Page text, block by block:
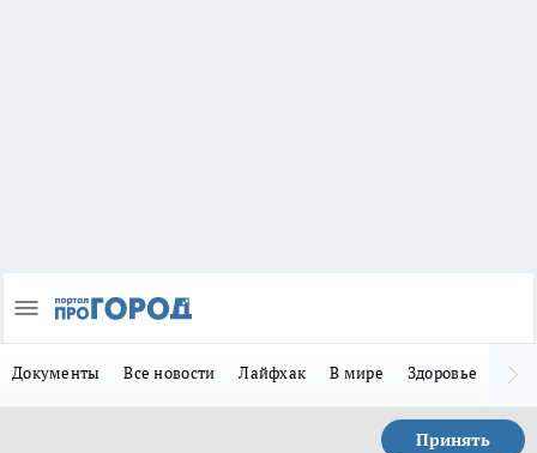
Документы Все новости Лайфхак В мире Здоровье
Принять